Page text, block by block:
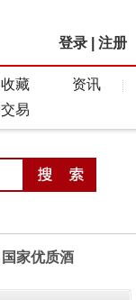
登录 注册
收藏
资讯
交易
国家优质酒